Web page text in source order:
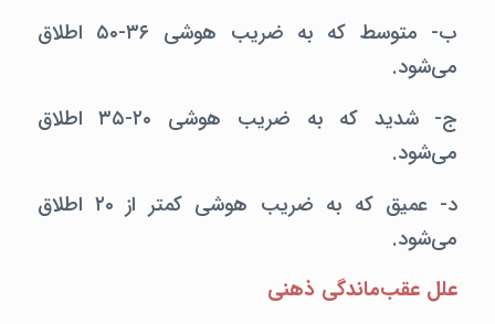
ب- متوسط که به ضریب هوشی ۳۶-۵۰ اطلاق
می‌شود.
ج- شدید که به ضریب هوشی ۲۰-۳۵ اطلاق
می‌شود.
د- عمیق که به ضریب هوشی کمتر از ۲۰ اطلاق
می‌شود.
علل عقب‌ماندگی ذهنی